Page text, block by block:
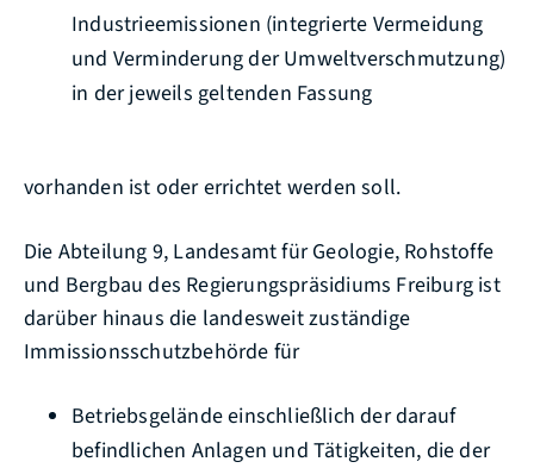
Industrieemissionen (integrierte Vermeidung
und Verminderung der Umweltverschmutzung)
in der jeweils geltenden Fassung
vorhanden ist oder errichtet werden soll.
Die Abteilung 9, Landesamt für Geologie, Rohstoffe
und Bergbau des Regierungspräsidiums Freiburg ist
darüber hinaus die landesweit zuständige
Immissionsschutzbehörde für
Betriebsgelände einschließlich der darauf
befindlichen Anlagen und Tätigkeiten, die der